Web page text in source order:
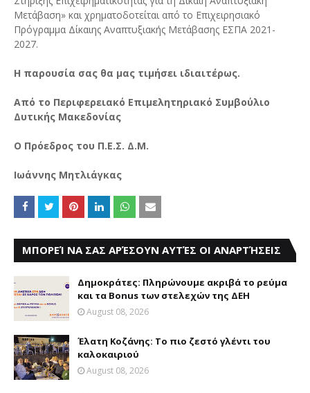
Μετάβαση» και χρηματοδοτείται από το Επιχειρησιακό
Πρόγραμμα Δίκαιης Αναπτυξιακής Μετάβασης ΕΣΠΑ 2021-
2027.
Η παρουσία σας θα μας τιμήσει ιδιαιτέρως.
Από το Περιφερειακό Επιμελητηριακό Συμβούλιο
Δυτικής Μακεδονίας
Ο Πρόεδρος του Π.Ε.Σ. Δ.Μ.
Ιωάννης Μητλιάγκας
ΜΠΟΡΕΊ ΝΑ ΣΑΣ ΑΡΈΣΟΥΝ ΑΥΤΈΣ ΟΙ ΑΝΑΡΤΉΣΕΙΣ
Δημοκράτες: Πληρώνουμε ακριβά το ρεύμα
και τα Bonus των στελεχών της ΔΕΗ
August 08, 2026
Έλατη Κοζάνης: Το πιο ζεστό γλέντι του
καλοκαιριού
August 08, 2026